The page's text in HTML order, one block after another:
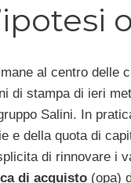
al centro delle
di stampa di ieri
Salini. In
e della quota di
di rinnovare i
di acquisto (opa)